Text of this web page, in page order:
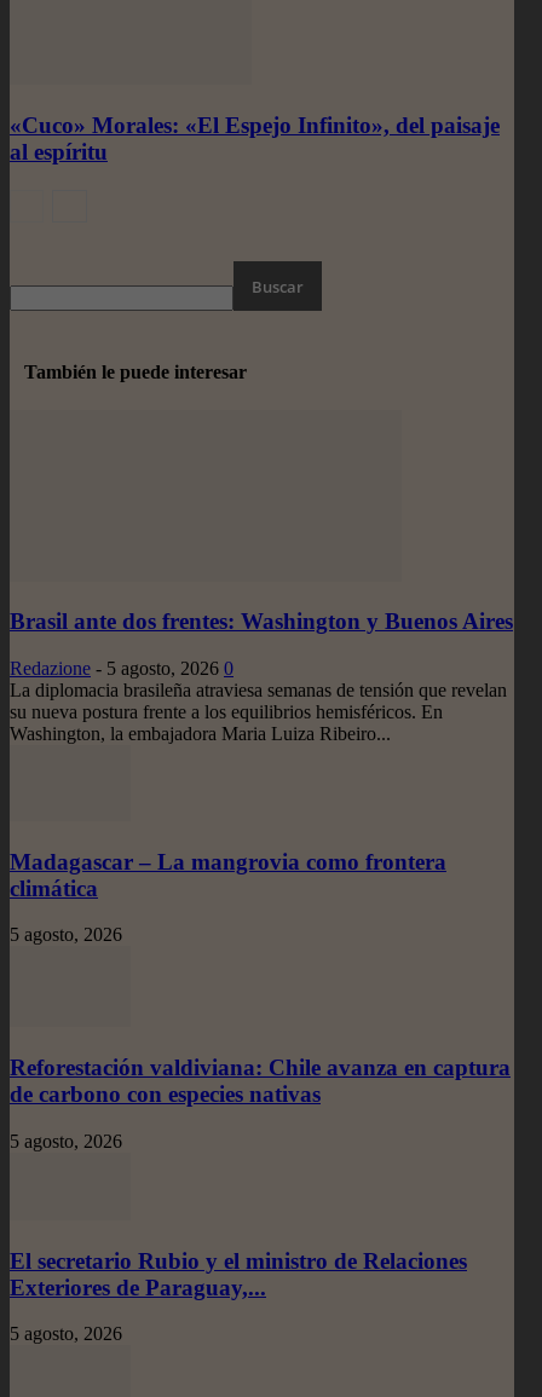
«Cuco» Morales: «El Espejo Infinito», del paisaje
al espíritu
También le puede interesar
Brasil ante dos frentes: Washington y Buenos Aires
Redazione - 5 agosto, 2026 0
La diplomacia brasileña atraviesa semanas de tensión que revelan
su nueva postura frente a los equilibrios hemisféricos. En
Washington, la embajadora Maria Luiza Ribeiro...
Madagascar – La mangrovia como frontera
climática
5 agosto, 2026
Reforestación valdiviana: Chile avanza en captura
de carbono con especies nativas
5 agosto, 2026
El secretario Rubio y el ministro de Relaciones
Exteriores de Paraguay,...
5 agosto, 2026